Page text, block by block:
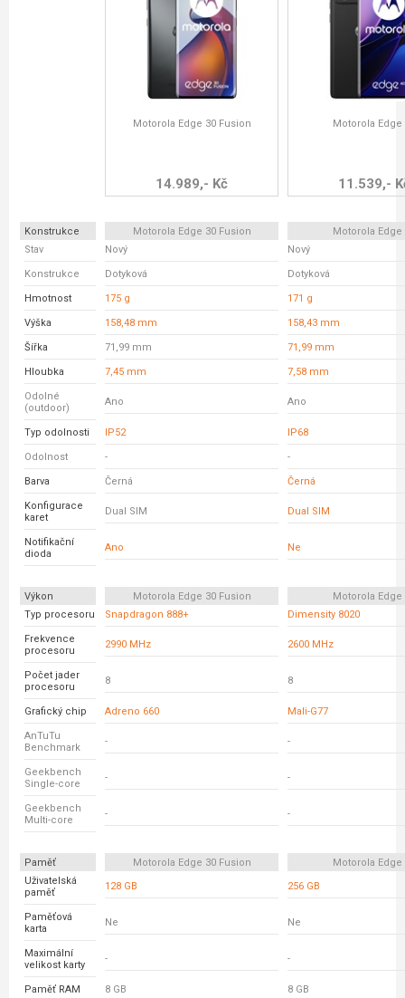
Motorola Edge 30 Fusion
14.989,- Kč
Motorola Edge
11.539,-
Konstrukce Motorola Edge 30 Fusion
Motorola Edge
Stav
Nový Nový
Konstrukce Dotyková Dotyková
Hmotnost 175 g 171 g
Výška 158,48 mm 158,43 mm
Šířka 71,99 mm 71,99 mm
Hloubka 7,45 mm 7,58 mm
Odolné
(outdoor)
Ano Ano
Typ odolnosti IP52 IP68
Odolnost - -
Barva Černá Černá
Konfigurace
karet
Dual SIM Dual SIM
Notifikační
dioda
Ano Ne
Výkon Motorola Edge 30 Fusion
Motorola Edge
Typ procesoru
Snapdragon 888+ Dimensity 8020
Frekvence
procesoru
2990 MHz 2600 MHz
Počet jader
procesoru
8 8
Grafický chip Adreno 660 Mali-G77
AnTuTu
Benchmark
- -
Geekbench
Single-core
- -
Geekbench
Multi-core
- -
Paměť Motorola Edge 30 Fusion
Motorola Edge
Uživatelská
paměť
128 GB 256 GB
Paměťová
karta
Ne Ne
Maximální
velikost karty
- -
Paměť RAM 8 GB 8 GB